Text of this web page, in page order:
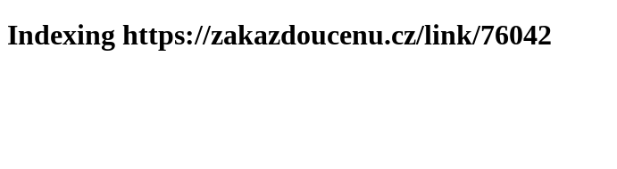
Indexing https://zakazdoucenu.cz/link/76042